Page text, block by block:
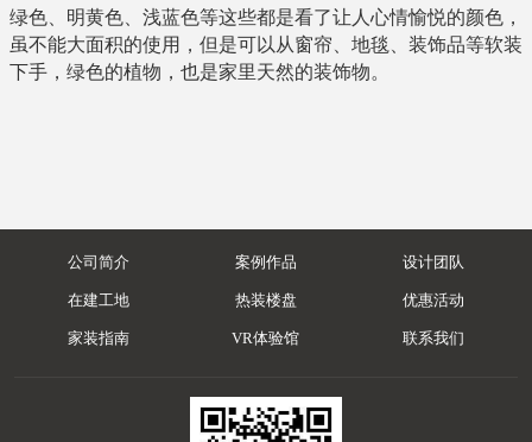
绿色、明黄色、浅蓝色等这些都是看了让人心情愉悦的颜色，
虽不能大面积的使用，但是可以从窗帘、地毯、装饰品等软装
下手，绿色的植物，也是家里天然的装饰物。
公司简介 案例作品 设计团队
在建工地 热装楼盘 优惠活动
家装指南 VR体验馆 联系我们